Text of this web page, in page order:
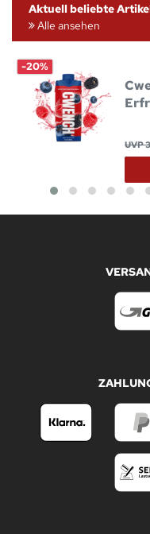
Aktuell beliebte
Alle ansehen
-20%
UVP